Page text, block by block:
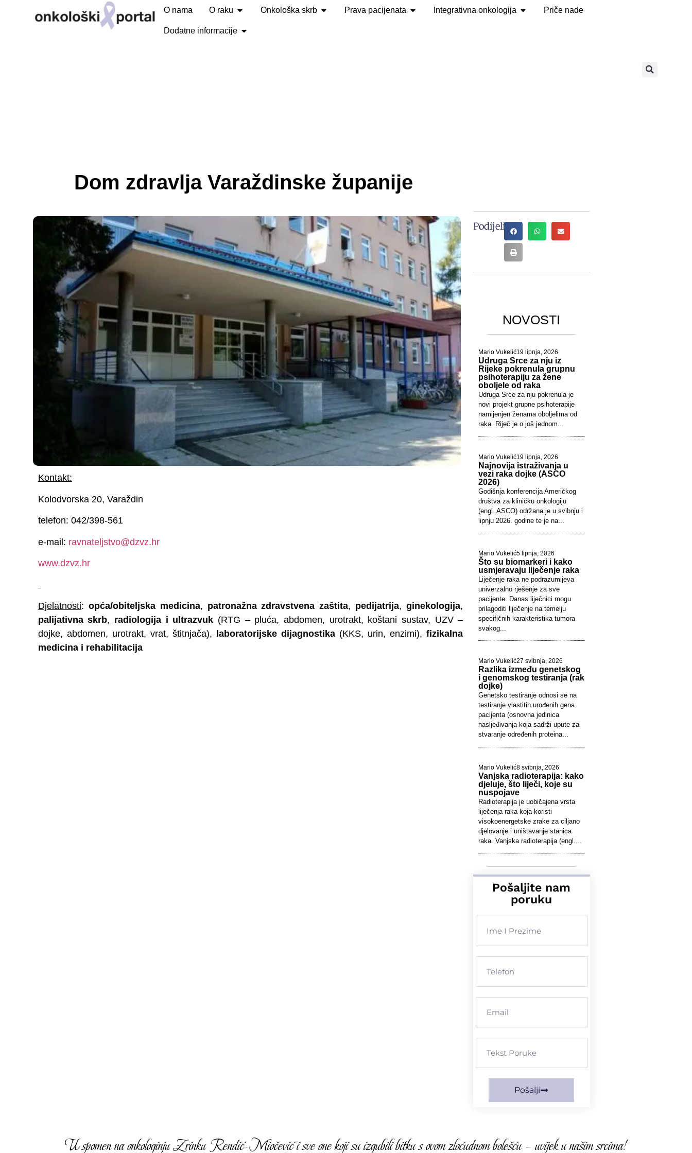
O nama O raku Onkološka skrb Prava pacijenata Integrativna onkologija Priče nade
Dodatne informacije
Dom zdravlja Varaždinske županije
Kontakt:
Kolodvorska 20, Varaždin
telefon: 042/398-561
e-mail: ravnateljstvo@dzvz.hr
www.dzvz.hr
Djelatnosti: opća/obiteljska medicina, patronažna zdravstvena zaštita, pedijatrija,ginekologija,
palijativna skrb, radiologija i ultrazvuk (RTG – pluća, abdomen, urotrakt, koštani sustav, UZV –
dojke, abdomen, urotrakt, vrat, štitnjača), laboratorijske dijagnostika (KKS, urin, enzimi),fizikalna
medicina i rehabilitacija
Podijeli
NOVOSTI
Mario Vukelić19 lipnja, 2026
Udruga Srce za nju iz
Rijeke pokrenula grupnu
psihoterapiju za žene
oboljele od raka
Udruga Srce za nju pokrenula je
novi projekt grupne psihoterapije
namijenjen ženama oboljelima od
raka. Riječ je o još jednom...
Mario Vukelić19 lipnja, 2026
Najnovija istraživanja u
vezi raka dojke (ASCO
2026)
Godišnja konferencija Američkog
društva za kliničku onkologiju
(engl. ASCO) održana je u svibnju i
lipnju 2026. godine te je na...
Mario Vukelić5 lipnja, 2026
Što su biomarkeri i kako
usmjeravaju liječenje raka
Liječenje raka ne podrazumijeva
univerzalno rješenje za sve
pacijente. Danas liječnici mogu
prilagoditi liječenje na temelju
specifičnih karakteristika tumora
svakog...
Mario Vukelić27 svibnja, 2026
Razlika između genetskog
i genomskog testiranja (rak
dojke)
Genetsko testiranje odnosi se na
testiranje vlastitih urođenih gena
pacijenta (osnovna jedinica
nasljeđivanja koja sadrži upute za
stvaranje određenih proteina...
Mario Vukelić8 svibnja, 2026
Vanjska radioterapija: kako
djeluje, što liječi, koje su
nuspojave
Radioterapija je uobičajena vrsta
liječenja raka koja koristi
visokoenergetske zrake za ciljano
djelovanje i uništavanje stanica
raka. Vanjska radioterapija (engl....
Pošaljite nam
poruku
Pošalji
U spomen na onkologinju Zrinku Rendić-Miočević i sve one koji su izgubili bitku s ovom zloćudnom bolešću – uvijek u našim srcima!